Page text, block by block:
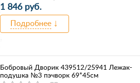
1 846 руб.
Подробнее
Бобровый Дворик 439512/25941 Лежак-
подушка №3 пэчворк 69*45см